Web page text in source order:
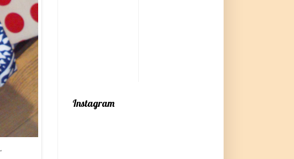
Instagram